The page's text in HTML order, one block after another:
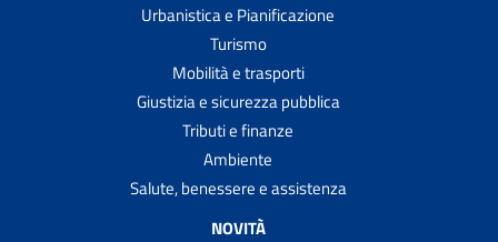
Urbanistica e Pianificazione
Turismo
Mobilità e trasporti
Giustizia e sicurezza pubblica
Tributi e finanze
Ambiente
Salute, benessere e assistenza
NOVITÀ